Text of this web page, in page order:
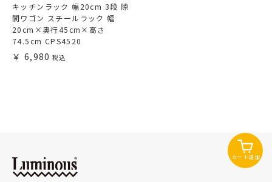
キッチンラック 幅20cm 3段 隙
間ワゴン スチールラック 幅
20cm×奥行45cm×高さ
74.5cm CPS4520
6,980
カート追加